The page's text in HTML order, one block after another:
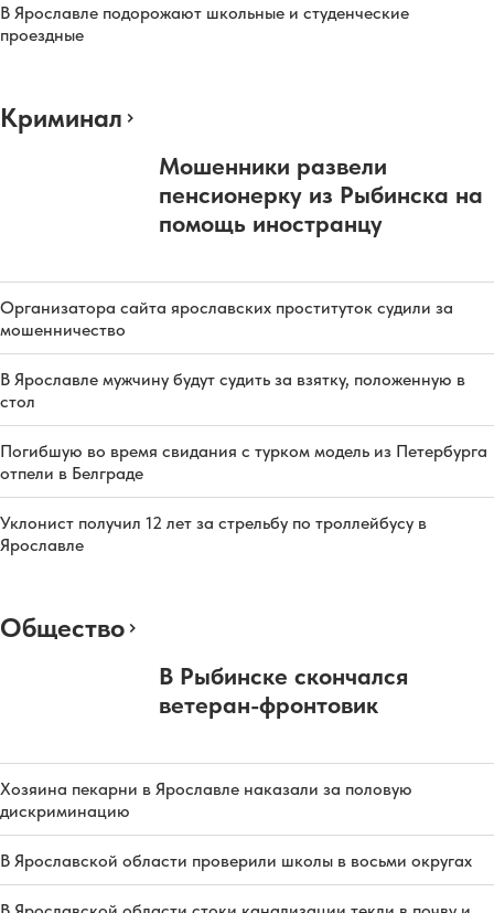
В Ярославле подорожают школьные и студенческие
проездные
Криминал
Мошенники развели
пенсионерку из Рыбинска на
помощь иностранцу
Организатора сайта ярославских проституток судили за
мошенничество
В Ярославле мужчину будут судить за взятку, положенную в
стол
Погибшую во время свидания с турком модель из Петербурга
отпели в Белграде
Уклонист получил 12 лет за стрельбу по троллейбусу в
Ярославле
Общество
В Рыбинске скончался
ветеран-фронтовик
Хозяина пекарни в Ярославле наказали за половую
дискриминацию
В Ярославской области проверили школы в восьми округах